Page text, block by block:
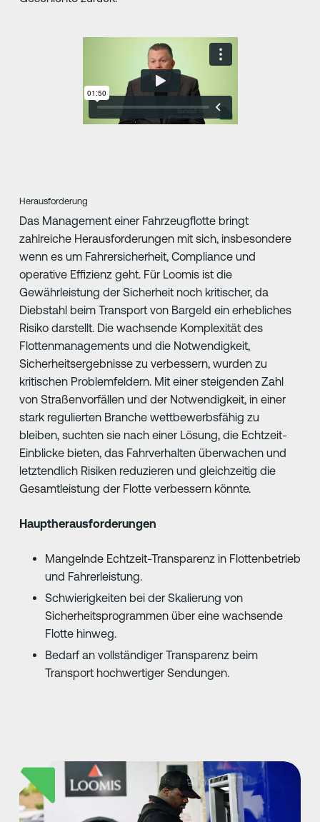
Herausforderung
Das Management einer Fahrzeugflotte bringt
zahlreiche Herausforderungen mit sich, insbesondere
wenn es um Fahrersicherheit, Compliance und
operative Effizienz geht. Für Loomis ist die
Gewährleistung der Sicherheit noch kritischer, da
Diebstahl beim Transport von Bargeld ein erhebliches
Risiko darstellt. Die wachsende Komplexität des
Flottenmanagements und die Notwendigkeit,
Sicherheitsergebnisse zu verbessern, wurden zu
kritischen Problemfeldern. Mit einer steigenden Zahl
von Straßenvorfällen und der Notwendigkeit, in einer
stark regulierten Branche wettbewerbsfähig zu
bleiben, suchten sie nach einer Lösung, die Echtzeit-
Einblicke bieten, das Fahrverhalten überwachen und
letztendlich Risiken reduzieren und gleichzeitig die
Gesamtleistung der Flotte verbessern könnte.
Hauptherausforderungen
Mangelnde Echtzeit-Transparenz in Flottenbetrieb
und Fahrerleistung.
Schwierigkeiten bei der Skalierung von
Sicherheitsprogrammen über eine wachsende
Flotte hinweg.
Bedarf an vollständiger Transparenz beim
Transport hochwertiger Sendungen.